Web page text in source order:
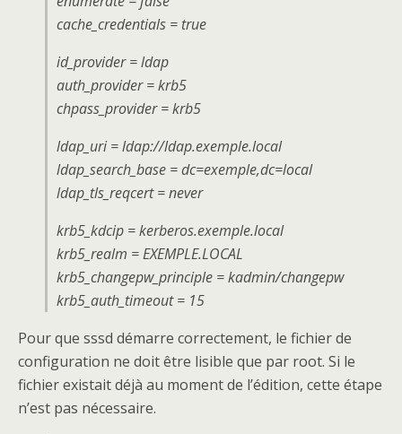
cache_credentials = true
id_provider = ldap
auth_provider = krb5
chpass_provider = krb5
ldap_uri = ldap://ldap.exemple.local
ldap_search_base = dc=exemple,dc=local
ldap_tls_reqcert = never
krb5_kdcip = kerberos.exemple.local
krb5_realm = EXEMPLE.LOCAL
krb5_changepw_principle = kadmin/changepw
krb5_auth_timeout = 15
Pour que sssd démarre correctement, le fichier de
configuration ne doit être lisible que par root. Si le
fichier existait déjà au moment de l’édition, cette étape
n’est pas nécessaire.